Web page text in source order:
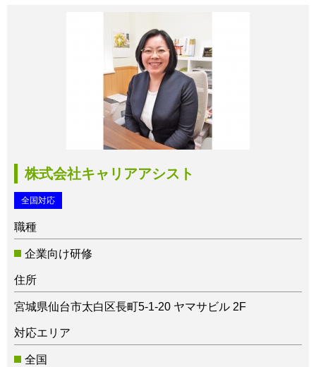
株式会社キャリアアシスト
全国対応
職種
企業向け研修
住所
宮城県仙台市太白区長町5-1-20 ヤマサビル 2F
対応エリア
全国